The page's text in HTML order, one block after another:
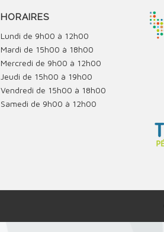
HORAIRES
Lundi de 9h00 à 12h00
Mardi de 15h00 à 18h00
Mercredi de 9h00 à 12h00
Jeudi de 15h00 à 19h00
Vendredi de 15h00 à 18h00
Samedi de 9h00 à 12h00